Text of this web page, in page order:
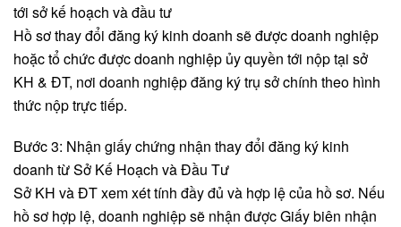
tới sở kế hoạch và đầu tư
Hồ sơ thay đổi đăng ký kinh doanh sẽ được doanh nghiệp
hoặc tổ chức được doanh nghiệp ủy quyền tới nộp tại sở
KH & ĐT, nơi doanh nghiệp đăng ký trụ sở chính theo hình
thức nộp trực tiếp.
Bước 3: Nhận giấy chứng nhận thay đổi đăng ký kinh
doanh từ Sở Kế Hoạch và Đầu Tư
Sở KH và ĐT xem xét tính đầy đủ và hợp lệ của hồ sơ. Nếu
hồ sơ hợp lệ, doanh nghiệp sẽ nhận được Giấy biên nhận